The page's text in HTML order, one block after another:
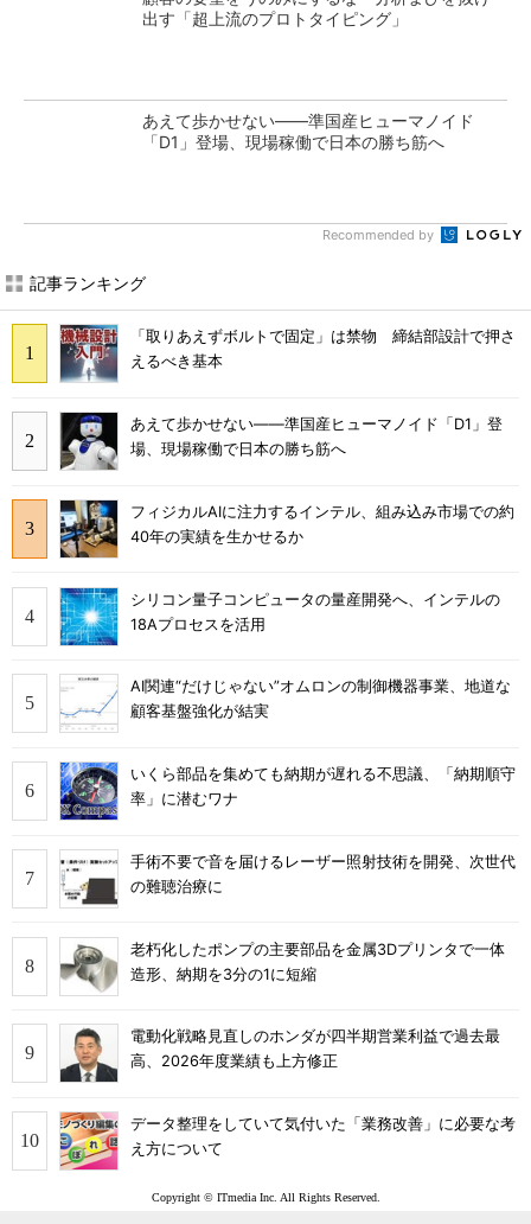
出す「超上流のプロトタイピング」
あえて歩かせない――準国産ヒューマノイド
「D1」登場、現場稼働で日本の勝ち筋へ
Recommended by
記事ランキング
「取りあえずボルトで固定」は禁物 締結部設計で押さ
えるべき基本
あえて歩かせない――準国産ヒューマノイド「D1」登
場、現場稼働で日本の勝ち筋へ
フィジカルAIに注力するインテル、組み込み市場での約
40年の実績を生かせるか
シリコン量子コンピュータの量産開発へ、インテルの
18Aプロセスを活用
AI関連“だけじゃない”オムロンの制御機器事業、地道な
顧客基盤強化が結実
いくら部品を集めても納期が遅れる不思議、「納期順守
率」に潜むワナ
手術不要で音を届けるレーザー照射技術を開発、次世代
の難聴治療に
老朽化したポンプの主要部品を金属3Dプリンタで一体
造形、納期を3分の1に短縮
電動化戦略見直しのホンダが四半期営業利益で過去最
高、2026年度業績も上方修正
データ整理をしていて気付いた「業務改善」に必要な考
え方について
Copyright © ITmedia Inc. All Rights Reserved.